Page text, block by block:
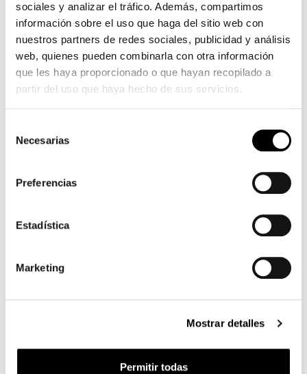
sociales y analizar el tráfico. Además, compartimos
información sobre el uso que haga del sitio web con
nuestros partners de redes sociales, publicidad y análisis
web, quienes pueden combinarla con otra información
que les haya proporcionado o que hayan recopilado a
partir del uso que haya hecho de sus servicios.
Necesarias
Preferencias
Estadística
Marketing
Mostrar detalles
Permitir todas
graisse
noire
s'étend
chatte
affamée
de
rousse